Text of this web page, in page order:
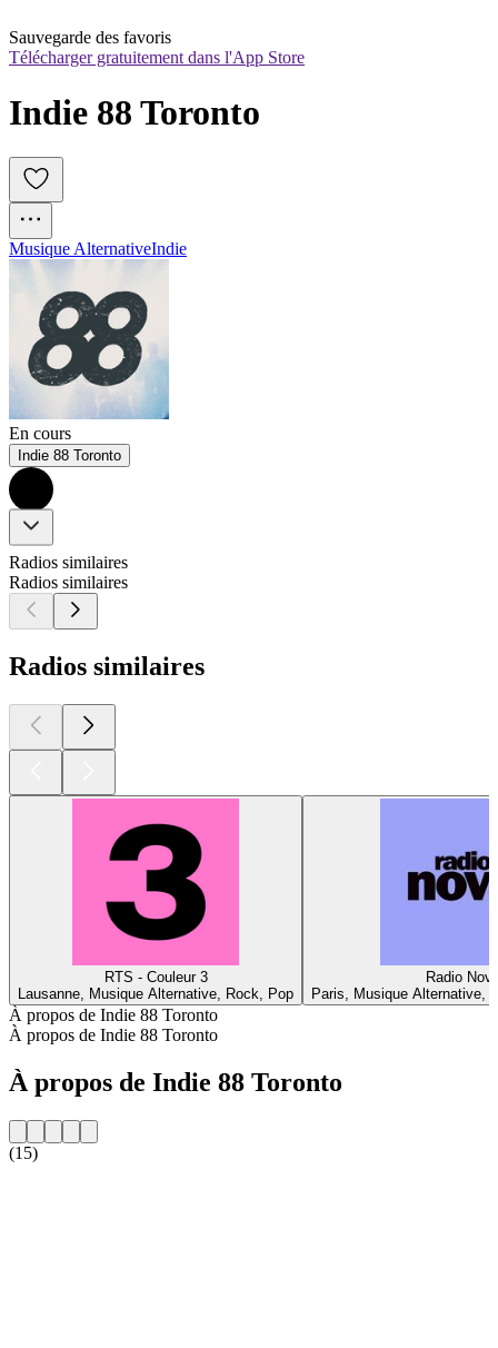
Sauvegarde des favoris
Télécharger gratuitement dans l'App Store
Indie 88 Toronto
Musique AlternativeIndie
En cours
Indie 88 Toronto
Radios similaires
Radios similaires
Radios similaires
RTS - Couleur 3
Lausanne, Musique Alternative, Rock, Pop
Radio
Paris, Musique Alternative,
À propos de Indie 88 Toronto
À propos de Indie 88 Toronto
À propos de Indie 88 Toronto
(15)